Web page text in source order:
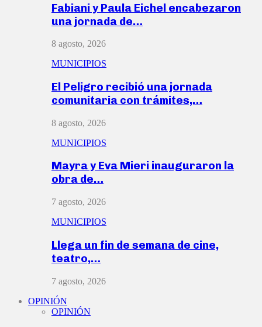
Fabiani y Paula Eichel encabezaron
una jornada de…
8 agosto, 2026
MUNICIPIOS
El Peligro recibió una jornada
comunitaria con trámites,…
8 agosto, 2026
MUNICIPIOS
Mayra y Eva Mieri inauguraron la
obra de…
7 agosto, 2026
MUNICIPIOS
Llega un fin de semana de cine,
teatro,…
7 agosto, 2026
OPINIÓN
OPINIÓN